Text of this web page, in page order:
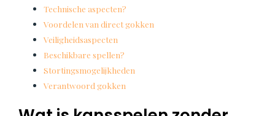
Technische aspecten?
Voordelen van direct gokken
Veiligheidsaspecten
Beschikbare spellen?
Stortingsmogelijkheden
Verantwoord gokken